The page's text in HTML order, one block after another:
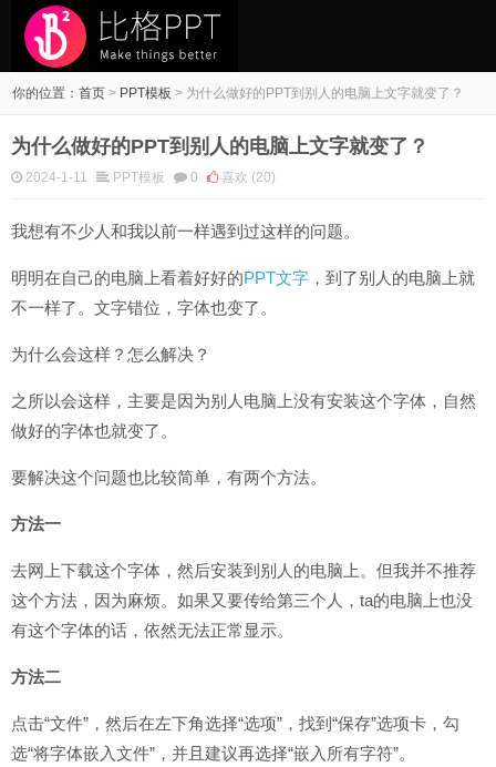
你的位置：首页 > PPT模板 > 为什么做好的PPT到别人的电脑上文字就变了？
为什么做好的PPT到别人的电脑上文字就变了？
2024-1-11 PPT模板 0 喜欢 (20)
我想有不少人和我以前一样遇到过这样的问题。
明明在自己的电脑上看着好好的PPT文字 ，到了别人的电脑上就
不一样了。文字错位，字体也变了。
为什么会这样？怎么解决？
之所以会这样，主要是因为别人电脑上没有安装这个字体，自然
做好的字体也就变了。
要解决这个问题也比较简单，有两个方法。
方法一
去网上下载这个字体，然后安装到别人的电脑上。但我并不推荐
这个方法，因为麻烦。如果又要传给第三个人，ta的电脑上也没
有这个字体的话，依然无法正常显示。
方法二
点击“文件”，然后在左下角选择“选项”，找到“保存”选项卡，勾
选“将字体嵌入文件”，并且建议再选择“嵌入所有字符”。